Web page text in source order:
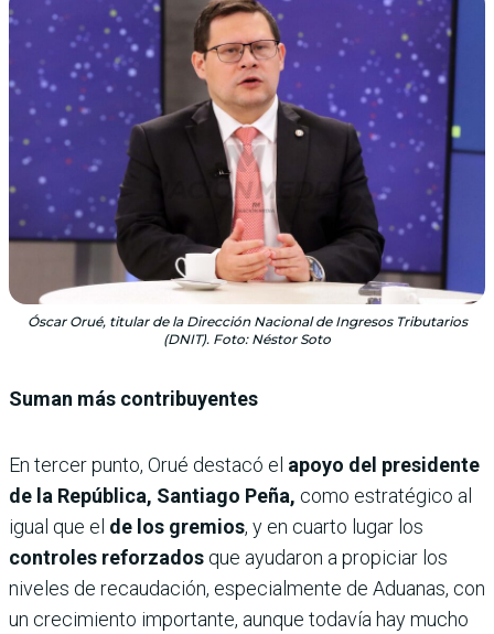
Óscar Orué, titular de la Dirección Nacional de Ingresos Tributarios
(DNIT). Foto: Néstor Soto
Suman más contribuyentes
En tercer punto, Orué destacó el apoyo del presidente
de la República, Santiago Peña, como estratégico al
igual que el de los gremios, y en cuarto lugar los
controles reforzados que ayudaron a propiciar los
niveles de recaudación, especialmente de Aduanas, con
un crecimiento importante, aunque todavía hay mucho